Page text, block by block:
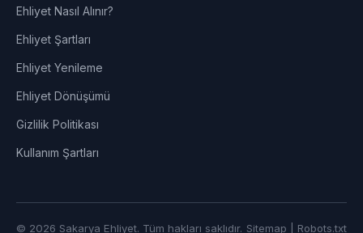
Ehliyet Nasıl Alınır?
Ehliyet Şartları
Ehliyet Yenileme
Ehliyet Dönüşümü
Gizlilik Politikası
Kullanım Şartları
© 2026 Sakarya Ehliyet. Tüm hakları saklıdır. Sitemap Robots.txt